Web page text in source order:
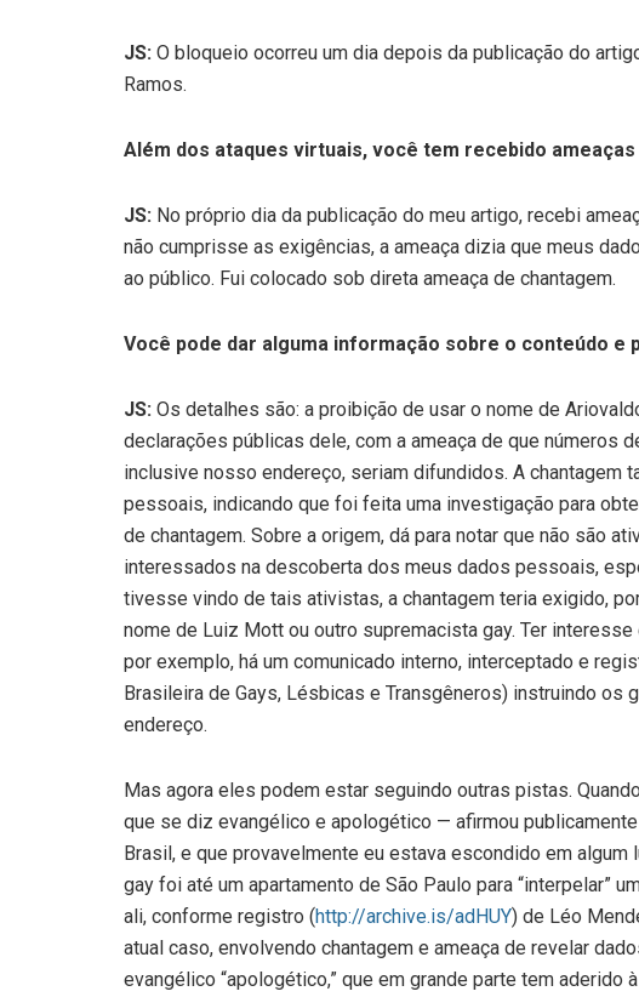
JS: O bloqueio ocorreu um dia depois da publicação do
Ramos.
Além dos ataques virtuais, você tem recebido
JS: No próprio dia da publicação do meu artigo, recebi
não cumprisse as exigências, a ameaça dizia que meus
ao público. Fui colocado sob direta ameaça de chantagem.
Você pode dar alguma informação sobre o conteúdo e
JS: Os detalhes são: a proibição de usar o nome de
declarações públicas dele, com a ameaça de que números
inclusive nosso endereço, seriam difundidos. A chantagem
pessoais, indicando que foi feita uma investigação para
de chantagem. Sobre a origem, dá para notar que não são
interessados na descoberta dos meus dados pessoais,
tivesse vindo de tais ativistas, a chantagem teria exigido,
nome de Luiz Mott ou outro supremacista gay. Ter
por exemplo, há um comunicado interno, interceptado e
Brasileira de Gays, Lésbicas e Transgêneros) instruindo os
endereço.
Mas agora eles podem estar seguindo outras pistas.
que se diz evangélico e apologético — afirmou
Brasil, e que provavelmente eu estava escondido em
gay foi até um apartamento de São Paulo para “interpelar”
ali, conforme registro (http://archive.is/adHUY) de Léo
atual caso, envolvendo chantagem e ameaça de revelar
evangélico “apologético,” que em grande parte tem